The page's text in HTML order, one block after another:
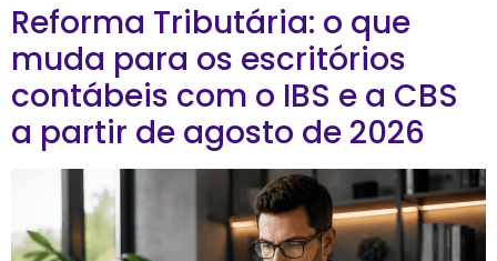
Reforma Tributária: o que
muda para os escritórios
contábeis com o IBS e a CBS
a partir de agosto de 2026